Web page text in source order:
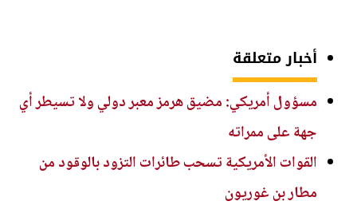
أخبار متعلقة
مسؤول أمريكي: مضيق هرمز معبر دولي ولا تسيطر أي
جهة على ممراته
القوات الأمريكية تسحب طائرات التزود بالوقود من
مطار بن غوريون